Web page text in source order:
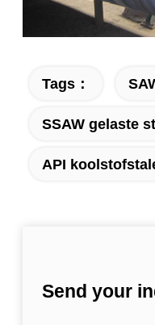
Tags：
SSAW gelaste
API
Send your